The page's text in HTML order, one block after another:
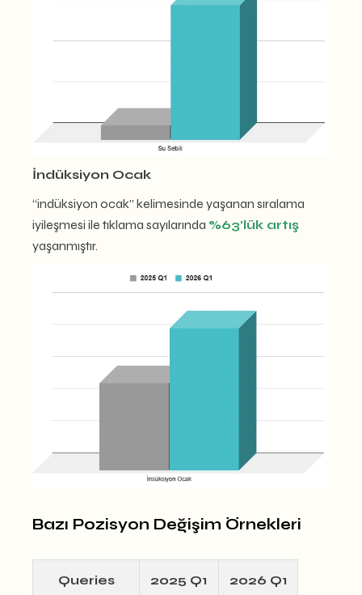
İndüksiyon Ocak
“indüksiyon ocak” kelimesinde yaşanan sıralama
iyileşmesi ile tıklama sayılarında %63’lük artış
yaşanmıştır.
Bazı Pozisyon Değişim Örnekleri
Queries
2025 Q1
2026 Q1